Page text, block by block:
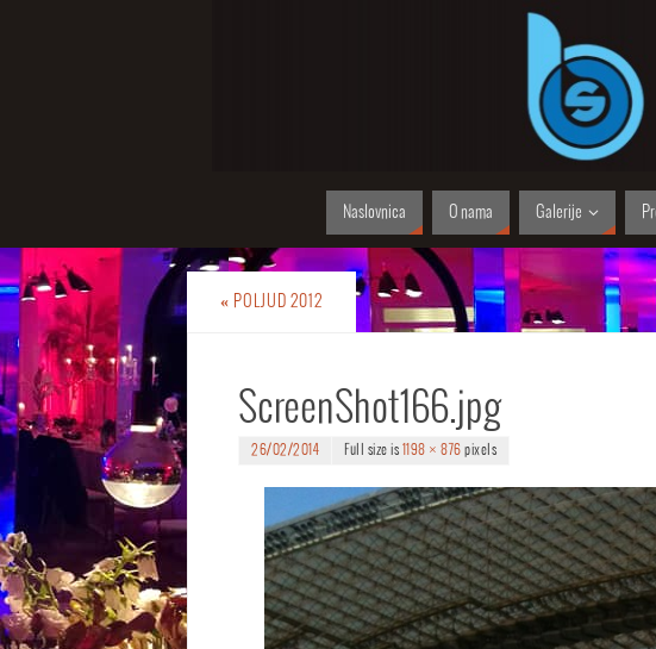
Naslovnica O nama Galerije
« POLJUD 2012
ScreenShot166.jpg
26/02/2014 Full size is 1198 × 876 pixels